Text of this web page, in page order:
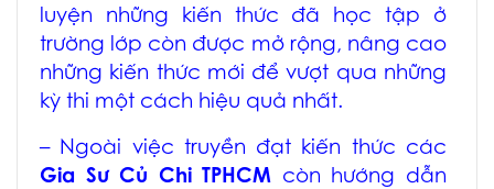
luyện những kiến thức đã học tập ở
trường lớp còn được mở rộng, nâng cao
những kiến thức mới để vượt qua những
kỳ thi một cách hiệu quả nhất.
– Ngoài việc truyền đạt kiến thức các
Gia Sư Củ Chi TPHCM còn hướng dẫn